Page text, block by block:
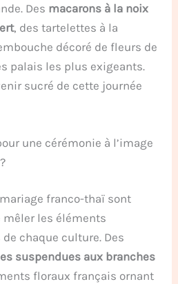
Des macarons à la noix
, des tartelettes à la
décoré de fleurs de
palais les plus exigeants.
sucré de cette journée
une cérémonie à l’image
franco-thaï sont
mêler les éléments
chaque culture. Des
suspendues aux branches
floraux français ornant